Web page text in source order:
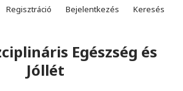
Egészség és
Jóllét
Regisztráció Bejelentkezés Keresés